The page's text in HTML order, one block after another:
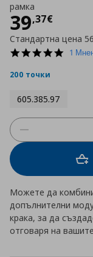
рамка
39,37€
Цена
Стандартна цена
5.01
200 точки
605.385.97
Можете да
допълнителни
крака, за да
отговаря на